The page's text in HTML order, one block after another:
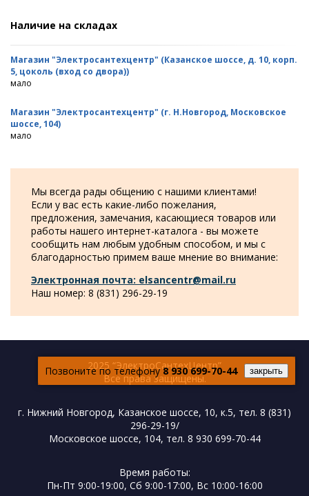
Наличие на складах
Магазин "Электросантехцентр" (Казанское шоссе, д. 10, корп.
5, цоколь (вход со двора))
мало
Магазин "Электросантехцентр" (г. Н.Новгород, Московское
шоссе, 104)
мало
Мы всегда рады общению с нашими клиентами!
Если у вас есть какие-либо пожелания,
предложения, замечания, касающиеся товаров или
работы нашего интернет-каталога - вы можете
сообщить нам любым удобным способом, и мы с
благодарностью примем ваше мнение во внимание:
Электронная почта: elsancentr@mail.ru
Наш номер: 8 (831) 296-29-19
Позвоните по телефону8 930 699-70-44 закрыть
2025 “ЭлектроСантехЦентр”
Все права защищены.
г. Нижний Новгород, Казанское шоссе, 10, к.5, тел. 8 (831)
296-29-19/
Московское шоссе, 104, тел. 8 930 699-70-44
Время работы:
Пн-Пт 9:00-19:00, Cб 9:00-17:00, Вс 10:00-16:00